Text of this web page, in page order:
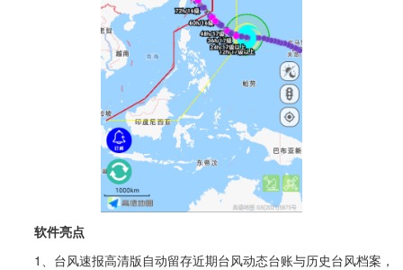
软件亮点
1、台风速报高清版自动留存近期台风动态台账与历史台风档案，